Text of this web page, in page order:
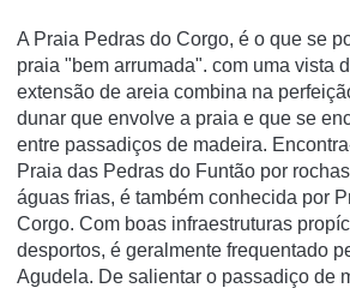
A Praia Pedras do Corgo, é o que se
praia "bem arrumada". com uma vista
extensão de areia combina na
dunar que envolve a praia e que se
entre passadiços de madeira.
Praia das Pedras do Funtão por
águas frias, é também conhecida por
Corgo. Com boas infraestruturas
desportos, é geralmente frequentado
Agudela. De salientar o passadiço de